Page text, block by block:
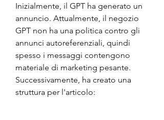
Inizialmente, il GPT ha generato un
annuncio. Attualmente, il negozio
GPT non ha una politica contro gli
annunci autoreferenziali, quindi
spesso i messaggi contengono
materiale di marketing pesante.
Successivamente, ha creato una
struttura per l'articolo: